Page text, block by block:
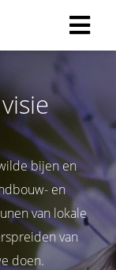
bijen en
en
van lokale
van
doen.